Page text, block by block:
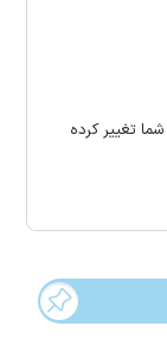
تغییر کرده